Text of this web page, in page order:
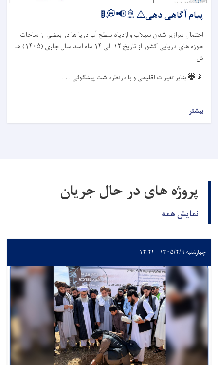
پیام آگاهی دهی⚠️🚿📢💭🚦
احتمال سرازیر شدن سیلاب و ازدیاد سطح آب دریا ها در بعضی از ساحات
حوزه های دریایی کشور از تاریخ ۱۲ الی ۱۴ ماه اسد سال جاری (۱۴۰۵) هـ
ش
📡🌐بنابر تغیرات اقلیمی و با درنظرداشت پیشگوئی . . .
بیشتر
پروژه های در حال جریان
نمایش همه
چهارشنبه ۱۴۰۵/۲/۹ - ۱۳:۲۴